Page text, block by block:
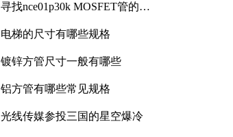
寻找nce01p30k MOSFET管的合
电梯的尺寸有哪些规格
镀锌方管尺寸一般有哪些
铝方管有哪些常见规格
光线传媒参投三国的星空爆冷